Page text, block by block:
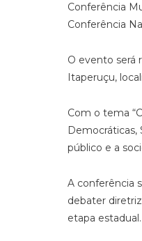
Conferência
Conferência
O evento será
Itaperuçu,
Com o tema
Democráticas,
público e a
A conferência
debater
etapa estadual.